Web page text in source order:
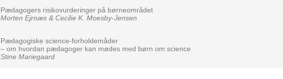
Pædagogers risikovurderinger på børneområdet
Morten Ejrnæs & Cecilie K. Moesby-Jensen
Pædagogiske science-forholdemåder
– om hvordan pædagoger kan mødes med børn om science
Stine Mariegaard